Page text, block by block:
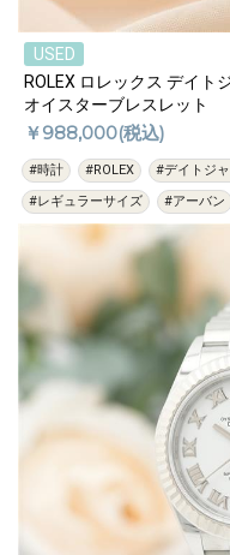
USED
ROLEX ロレックス デイト
オイスターブレスレット
￥988,000(税込)
#時計 #ROLEX #デイトジ
#レギュラーサイズ
#アーバン